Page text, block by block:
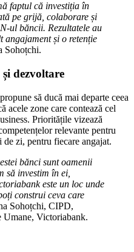
faptul că investiția în
pe grijă, colaborare și
ul băncii. Rezultatele au
angajament și o retenție
Sohoțchi.
și dezvoltare
să ducă mai departe ceea
acele zone care contează cel
Prioritățile vizează
relevante pentru
zi, pentru fiecare angajat.
bănci sunt oamenii
să investim în ei,
este un loc unde
construi ceva care
Sohoțchi, CIPD,
Umane, Victoriabank.